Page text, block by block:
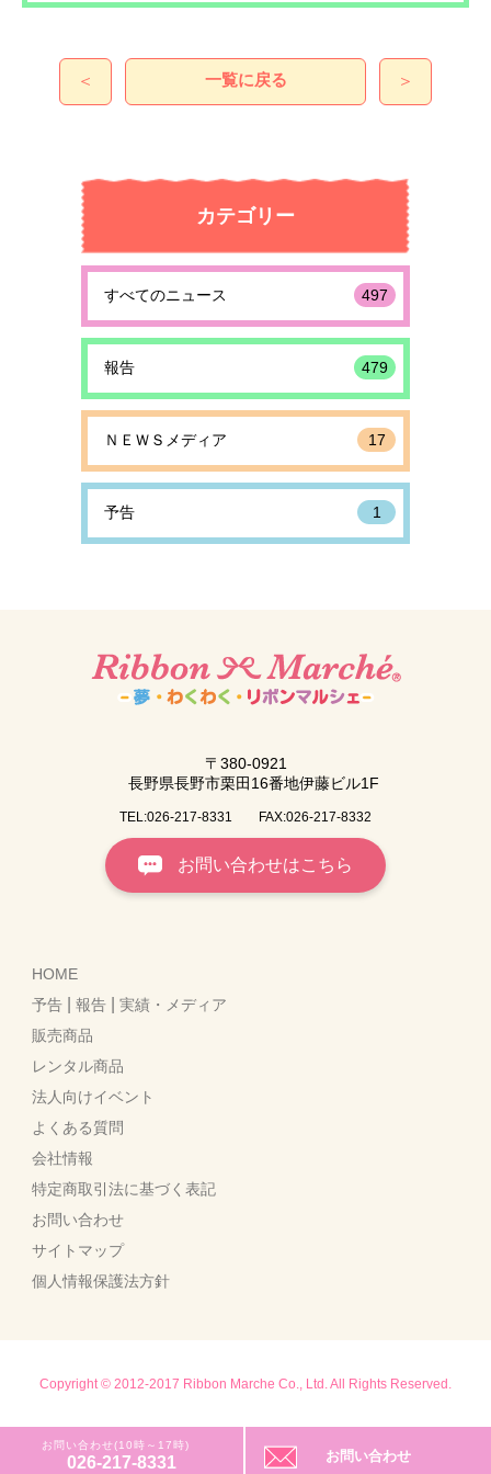
お問い合わせ
お問い合わせ(10時～17時)
026-217-8331
＜ 一覧に戻る ＞
カテゴリー
すべてのニュース 497
報告 479
ＮＥＷＳメディア 17
予告 1
〒380-0921
長野県長野市栗田16番地伊藤ビル1F
TEL:026-217-8331 FAX:026-217-8332
お問い合わせはこちら
HOME
予告 |報告 |実績・メディア
販売商品
レンタル商品
法人向けイベント
よくある質問
会社情報
特定商取引法に基づく表記
お問い合わせ
サイトマップ
個人情報保護法方針
Copyright © 2012-2017 Ribbon Marche Co., Ltd. All Rights Reserved.